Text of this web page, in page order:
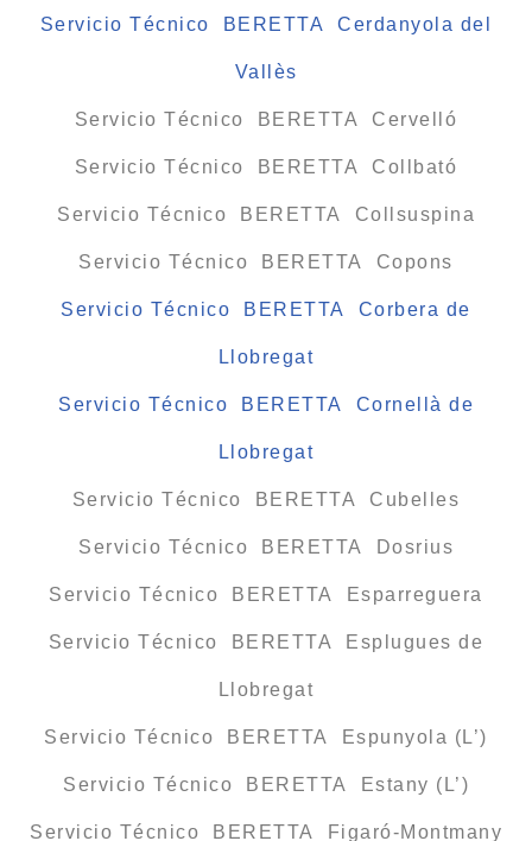
Servicio Técnico BERETTA Cerdanyola del
Vallès
Servicio Técnico BERETTA Cervelló
Servicio Técnico BERETTA Collbató
Servicio Técnico BERETTA Collsuspina
Servicio Técnico BERETTA Copons
Servicio Técnico BERETTA Corbera de
Llobregat
Servicio Técnico BERETTA Cornellà de
Llobregat
Servicio Técnico BERETTA Cubelles
Servicio Técnico BERETTA Dosrius
Servicio Técnico BERETTA Esparreguera
Servicio Técnico BERETTA Esplugues de
Llobregat
Servicio Técnico BERETTA Espunyola (L’)
Servicio Técnico BERETTA Estany (L’)
Servicio Técnico BERETTA Figaró-Montmany